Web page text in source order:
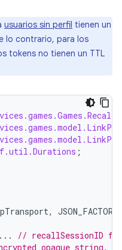
usuarios sin perfil tienen un
lo contrario, para los
tokens no tienen un TTL
;
, JSON_FACTORY
...
// recallSessionID
opaque string,